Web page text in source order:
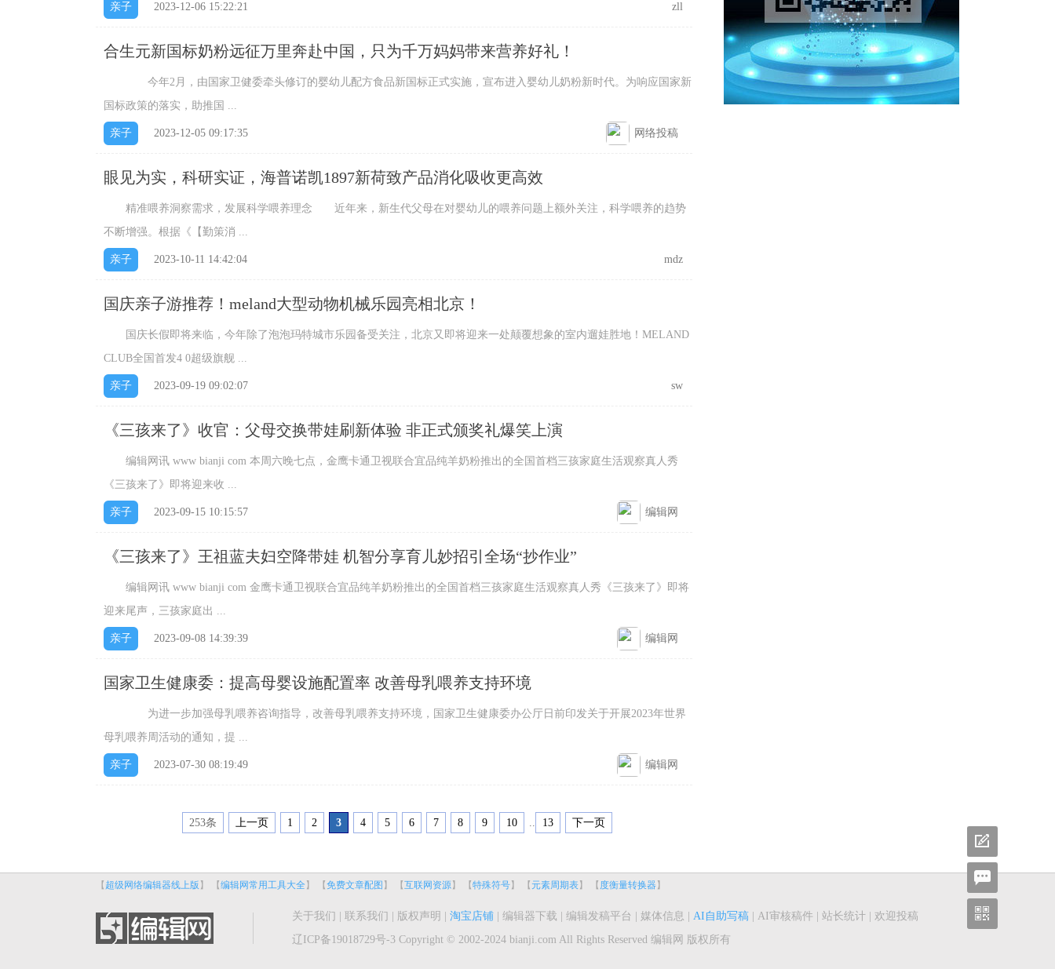
亲子 2023-12-06 15:22:21 zll
合生元新国标奶粉远征万里奔赴中国，只为千万妈妈带来营养好礼！
今年2月，由国家卫健委牵头修订的婴幼儿配方食品新国标正式实施，宣布进入婴幼儿奶粉新时代。为响应国家新
国标政策的落实，助推国 ...
亲子 2023-12-05 09:17:35 网络投稿
眼见为实，科研实证，海普诺凯1897新荷致产品消化吸收更高效
精准喂养洞察需求，发展科学喂养理念 近年来，新生代父母在对婴幼儿的喂养问题上额外关注，科学喂养的趋势
不断增强。根据《【勤策消 ...
亲子 2023-10-11 14:42:04 mdz
国庆亲子游推荐！meland大型动物机械乐园亮相北京！
国庆长假即将来临，今年除了泡泡玛特城市乐园备受关注，北京又即将迎来一处颠覆想象的室内遛娃胜地！MELAND
CLUB全国首发4 0超级旗舰 ...
亲子 2023-09-19 09:02:07 sw
《三孩来了》收官：父母交换带娃刷新体验 非正式颁奖礼爆笑上演
编辑网讯 www bianji com 本周六晚七点，金鹰卡通卫视联合宜品纯羊奶粉推出的全国首档三孩家庭生活观察真人秀
《三孩来了》即将迎来收 ...
亲子 2023-09-15 10:15:57 编辑网
《三孩来了》王祖蓝夫妇空降带娃 机智分享育儿妙招引全场“抄作业”
编辑网讯 www bianji com 金鹰卡通卫视联合宜品纯羊奶粉推出的全国首档三孩家庭生活观察真人秀《三孩来了》即将
迎来尾声，三孩家庭出 ...
亲子 2023-09-08 14:39:39 编辑网
国家卫生健康委：提高母婴设施配置率 改善母乳喂养支持环境
为进一步加强母乳喂养咨询指导，改善母乳喂养支持环境，国家卫生健康委办公厅日前印发关于开展2023年世界
母乳喂养周活动的通知，提 ...
亲子 2023-07-30 08:19:49 编辑网
253条 上一页 1 2 3 4 5 6 7 8 9 10 .. 13 下一页
【 超级网络编辑器线上版 】 【编辑网常用工具大全 】 【免费文章配图 】 【互联网资源】 【特殊符号】 【 元素周期表】 【 度衡量转换器】
关于我们 联系我们 版权声明 淘宝店铺 编辑器下载 编辑发稿平台 媒体信息 AI自助写稿 AI审核稿件 站长统计
欢迎投稿
辽ICP备19018729号-3 Copyright © 2002-2024 bianji.com All Rights Reserved 编辑网 版权所有